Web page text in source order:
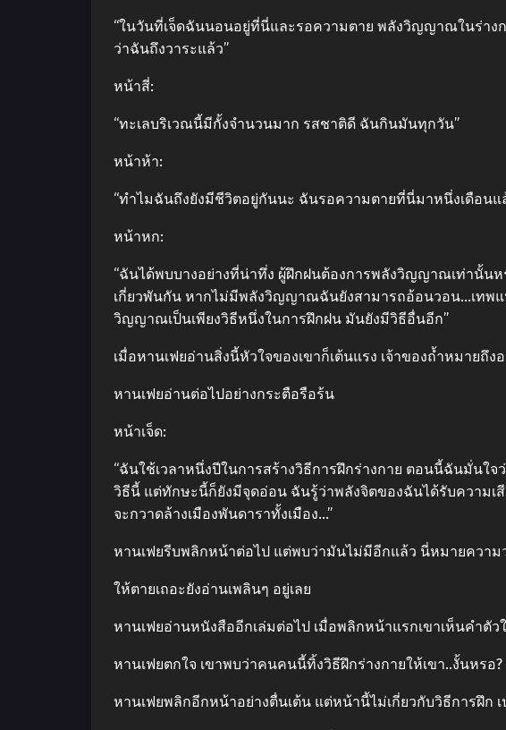
“ในวันที่เจ็ดฉันนอนอยู่ที่นี่และรอความตาย พลังวิญญาณในร่
ว่าฉันถึงวาระแล้ว”
หน้าสี่:
“ทะเลบริเวณนี้มีกั้งจำนวนมาก รสชาติดี ฉันกินมันทุกวัน”
หน้าห้า:
“ทำไมฉันถึงยังมีชีวิตอยู่กันนะ ฉันรอความตายที่นี่มาหนึ่งเดือนแ
หน้าหก:
“ฉันได้พบบางอย่างที่น่าทึ่ง ผู้ฝึกฝนต้องการพลังวิญญาณเท่านั้น
เกี่ยวพันกัน หากไม่มีพลังวิญญาณฉันยังสามารถอ้อนวอน…เทพ
วิญญาณเป็นเพียงวิธีหนึ่งในการฝึกฝน มันยังมีวิธีอื่นอีก”
เมื่อหานเฟยอ่านสิ่งนี้หัวใจของเขาก็เต้นแรง เจ้าของถ้ำหมาย
หานเฟยอ่านต่อไปอย่างกระตือรือร้น
หน้าเจ็ด:
“ฉันใช้เวลาหนึ่งปีในการสร้างวิธีการฝึกร่างกาย ตอนนี้ฉันมั่น
วิธีนี้ แต่ทักษะนี้ก็ยังมีจุดอ่อน ฉันรู้ว่าพลังจิตของฉันได้รับความ
จะกวาดล้างเมืองพันดาราทั้งเมือง…”
หานเฟยรีบพลิกหน้าต่อไป แต่พบว่ามันไม่มีอีกแล้ว นี่หมายความ
ให้ตายเถอะยังอ่านเพลินๆ อยู่เลย
หานเฟยอ่านหนังสืออีกเล่มต่อไป เมื่อพลิกหน้าแรกเขาเห็นคำตัว
หานเฟยตกใจ เขาพบว่าคนคนนี้ทิ้งวิธีฝึกร่างกายให้เขา..งั้นหรอ?
หานเฟยพลิกอีกหน้าอย่างตื่นเต้น แต่หน้านี้ไม่เกี่ยวกับวิธีการฝึก